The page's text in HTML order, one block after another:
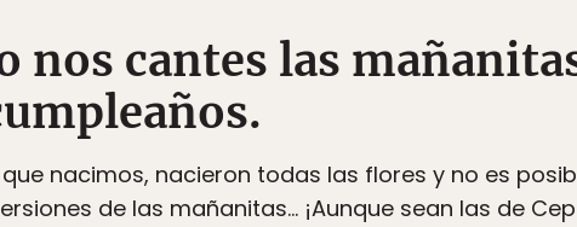
nos cantes las
nacimos, nacieron todas las flores y no es
de las mañanitas… ¡Aunque sean las de